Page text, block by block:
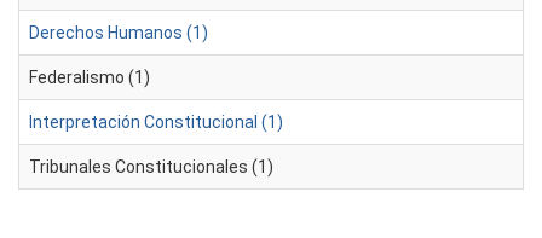
Derechos Humanos (1)
Federalismo (1)
Interpretación Constitucional (1)
Tribunales Constitucionales (1)